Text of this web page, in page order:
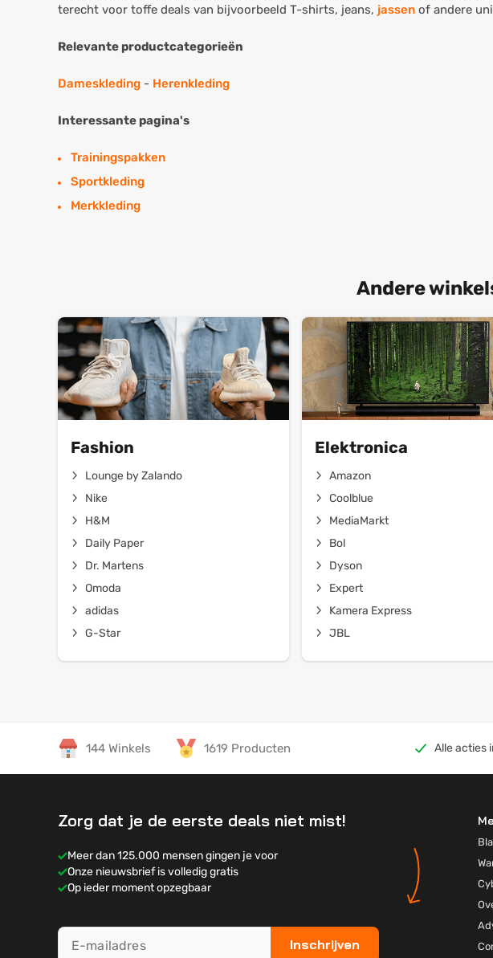
terecht voor toffe deals van bijvoorbeeld T-shirts, jeans, jassen of andere
Relevante productcategorieën
Dameskleding - Herenkleding
Interessante pagina's
Trainingspakken
Sportkleding
Merkkleding
Andere
Fashion
Lounge by Zalando
Nike
H&M
Daily Paper
Dr. Martens
Omoda
adidas
G-Star
Elektronica
Amazon
Coolblue
MediaMarkt
Bol
Dyson
Expert
Kamera Express
JBL
144 Winkels 1619 Producten Alle acties
Zorg dat je de eerste deals niet mist!
Meer dan 125.000 mensen gingen je voor
Onze nieuwsbrief is volledig gratis
Op ieder moment opzegbaar
Inschrijven